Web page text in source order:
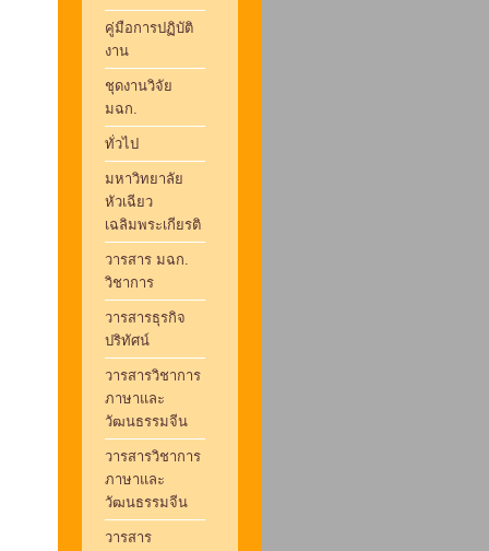
คู่มือการปฏิบัติ
งาน
ชุดงานวิจัย
มฉก.
ทั่วไป
มหาวิทยาลัย
หัวเฉียว
เฉลิมพระเกียรติ
วารสาร มฉก.
วิชาการ
วารสารธุรกิจ
ปริทัศน์
วารสารวิชาการ
ภาษาและ
วัฒนธรรมจีน
วารสารวิชาการ
ภาษาและ
วัฒนธรรมจีน
วารสาร